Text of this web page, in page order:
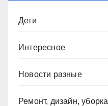
Дети
Интересное
Новости разные
Ремонт, дизайн, уборка